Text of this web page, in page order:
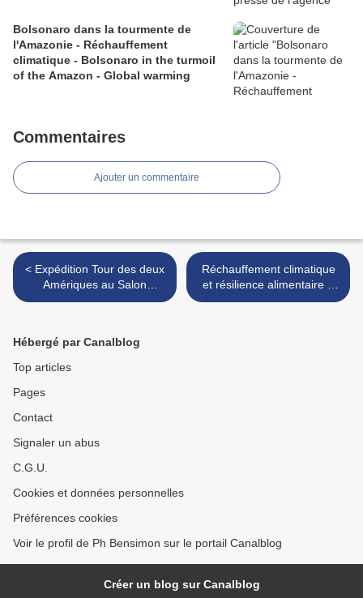
Bolsonaro dans la tourmente de
l'Amazonie - Réchauffement
climatique - Bolsonaro in the turmoil
of the Amazon - Global warming
Commentaires
Ajouter un commentaire
< Expédition Tour des deux
Amériques au Salon
CleanTech - Annecy 19-22
Week
Réchauffement climatique
et résilience alimentaire à
Castelnaudary - Global
Hébergé par Canalblog
Top articles
Pages
Contact
Signaler un abus
C.G.U.
Cookies et données personnelles
Préférences cookies
Voir le profil de Ph Bensimon sur le portail Canalblog
Créer un blog sur Canalblog